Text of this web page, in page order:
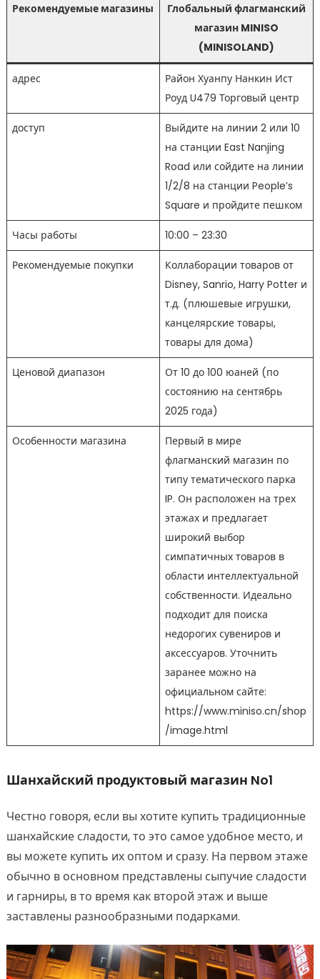
Рекомендуемые магазины
Глобальный флагманский
магазин MINISO
(MINISOLAND)
адрес
Район Хуанпу Нанкин Ист
Роуд U479 Торговый центр
доступ
Выйдите на линии 2 или 10
на станции East Nanjing
Road или сойдите на линии
1/2/8 на станции People’s
Square и пройдите пешком
Часы работы 10:00 – 23:30
Рекомендуемые покупки
Коллаборации товаров от
Disney, Sanrio, Harry Potter и
т.д. (плюшевые игрушки,
канцелярские товары,
товары для дома)
Ценовой диапазон
От 10 до 100 юаней (по
состоянию на сентябрь
2025 года)
Особенности магазина
Первый в мире
флагманский магазин по
типу тематического парка
IP. Он расположен на трех
этажах и предлагает
широкий выбор
симпатичных товаров в
области интеллектуальной
собственности. Идеально
подходит для поиска
недорогих сувениров и
аксессуаров. Уточнить
заранее можно на
официальном сайте:
https://www.miniso.cn/shop
/image.html
Шанхайский продуктовый магазин No1
Честно говоря, если вы хотите купить традиционные
шанхайские сладости, то это самое удобное место, и
вы можете купить их оптом и сразу. На первом этаже
обычно в основном представлены сыпучие сладости
и гарниры, в то время как второй этаж и выше
заставлены разнообразными подарками.